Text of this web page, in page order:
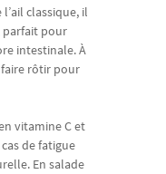
classique, il
parfait pour
intestinale. À
faire rôtir pour
vitamine C et
de fatigue
En salade